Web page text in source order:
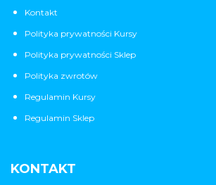
Kontakt
Polityka prywatności Kursy
Polityka prywatności Sklep
Polityka zwrotów
Regulamin Kursy
Regulamin Sklep
KONTAKT